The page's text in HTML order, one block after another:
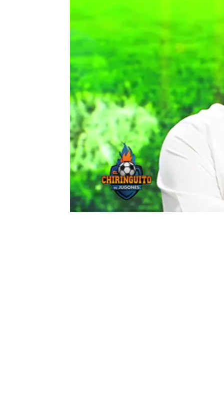
El Chiringuito
Madrid
Publicado:29 de septiembre de 2019,
José Luis Sánchez Derbi